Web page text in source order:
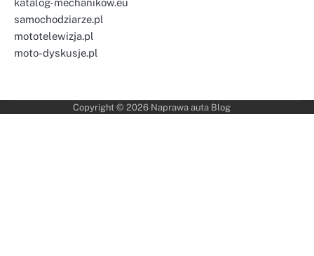
katalog-mechanikow.eu
samochodziarze.pl
mototelewizja.pl
moto-dyskusje.pl
Copyright © 2026 Naprawa auta Blog